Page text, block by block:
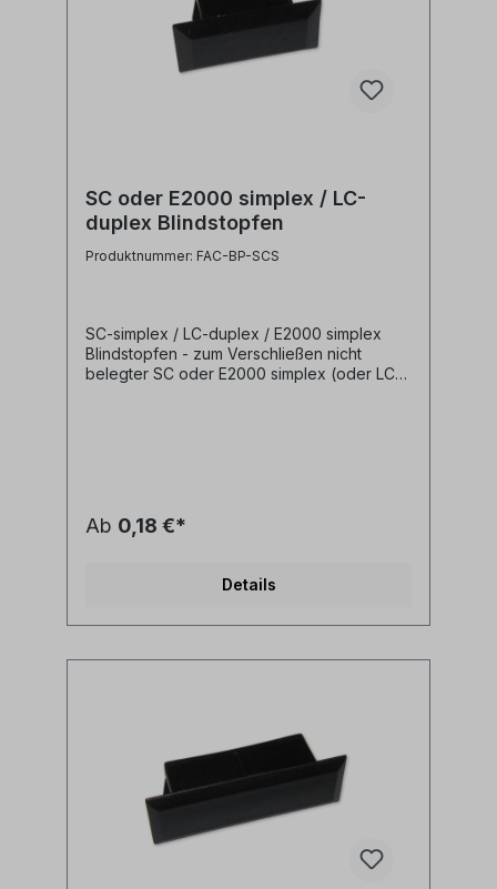
SC oder E2000 simplex / LC-
duplex Blindstopfen
Produktnummer: FAC-BP-SCS
SC-simplex / LC-duplex / E2000 simplex
Blindstopfen - zum Verschließen nicht
belegter SC oder E2000 simplex (oder LC-
Ab 0,18 €*
Details